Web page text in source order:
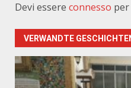
Devi essere connesso
VERWANDTE